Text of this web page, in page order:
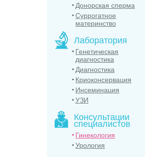
Донорская сперма
Суррогатное
материнство
Лаборатория
Генетическая
диагностика
Диагностика
Криоконсервация
Инсеминация
УЗИ
Консультации
специалистов
Гинекология
Урология